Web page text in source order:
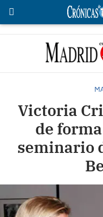
Victoria
de
seminario